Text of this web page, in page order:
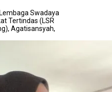
Swadaya
Tertindas (LSR
Agatisansyah,